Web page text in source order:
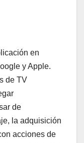
en
y Apple.
de TV
de
la adquisición
acciones de